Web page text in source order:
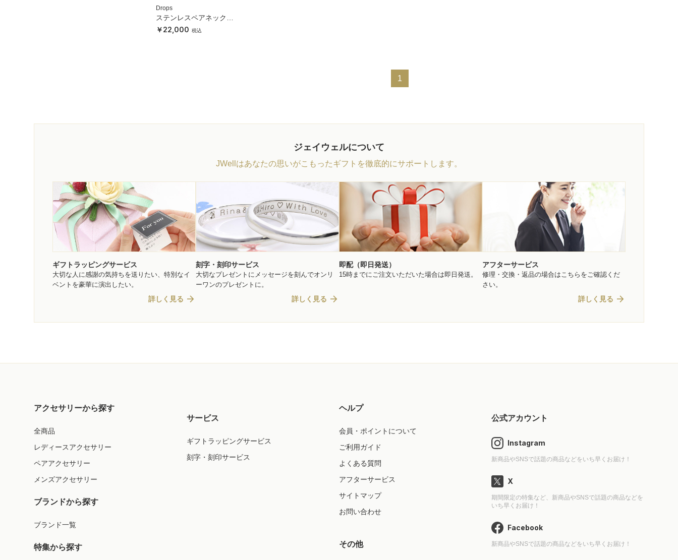
Drops
ステンレスペアネックレ
ス22,000
1
ジェイウェルについて
JWellはあなたの思いがこもったギフトを徹底的にサポートします。
ギフトラッピングサービス
大切な人に感謝の気持ちを送りたい、特別なイ
ベントを豪華に演出したい。
詳しく見る arrow_forward
刻字・刻印サービス
大切なプレゼントにメッセージを刻んでオンリ
ーワンのプレゼントに。
詳しく見る arrow_forward
即配（即日発送）
15時までにご注文いただいた場合は即日発送。
アフターサービス
修理・交換・返品の場合はこちらをご確認くだ
さい。
詳しく見る arrow_forward
アクセサリーから探す
全商品
レディースアクセサリー
ペアアクセサリー
メンズアクセサリー
ブランドから探す
ブランド一覧
特集から探す
サービス
ギフトラッピングサービス
刻字・刻印サービス
ヘルプ
会員・ポイントについて
ご利用ガイド
よくある質問
アフターサービス
サイトマップ
お問い合わせ
その他
公式アカウント
Instagram
新商品やSNSで話題の商品などをいち早くお届け！
X
期間限定の特集など、新商品やSNSで話題の商品などを
いち早くお届け！
Facebook
新商品やSNSで話題の商品などをいち早くお届け！